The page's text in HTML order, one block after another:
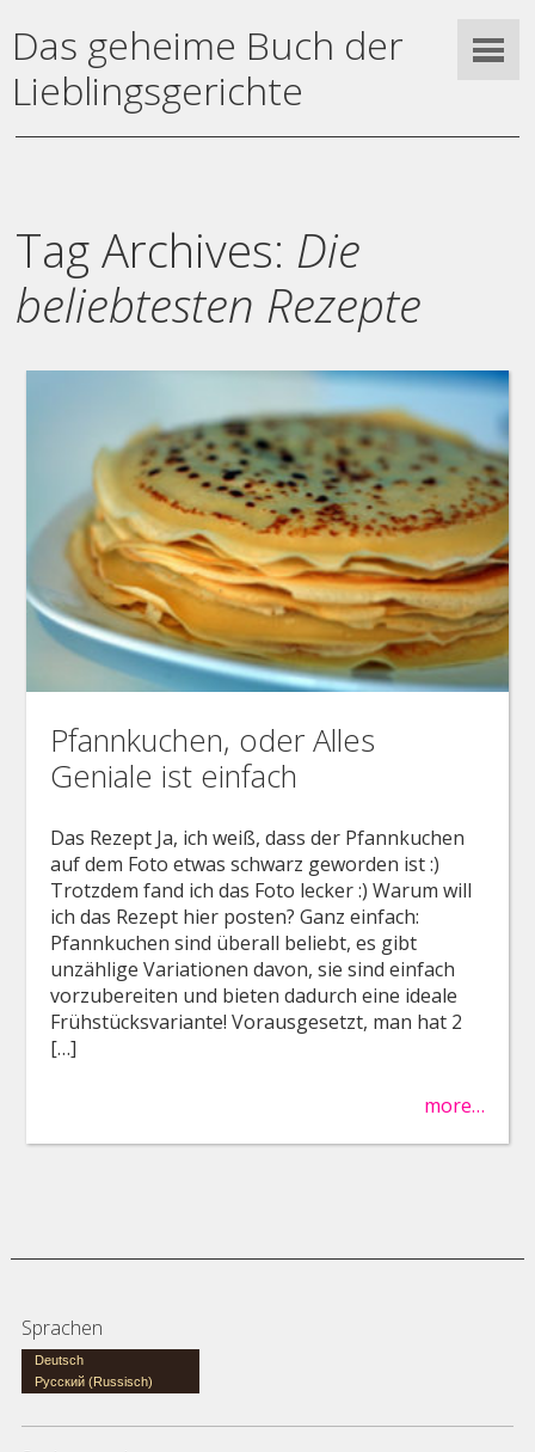
Das geheime Buch der
Lieblingsgerichte
Tag Archives: Die
beliebtesten Rezepte
Pfannkuchen, oder Alles
Geniale ist einfach
Das Rezept Ja, ich weiß, dass der Pfannkuchen
auf dem Foto etwas schwarz geworden ist :)
Trotzdem fand ich das Foto lecker :) Warum will
ich das Rezept hier posten? Ganz einfach:
Pfannkuchen sind überall beliebt, es gibt
unzählige Variationen davon, sie sind einfach
vorzubereiten und bieten dadurch eine ideale
Frühstücksvariante! Vorausgesetzt, man hat 2
[…]
more…
Sprachen
Deutsch
Русский (Russisch)